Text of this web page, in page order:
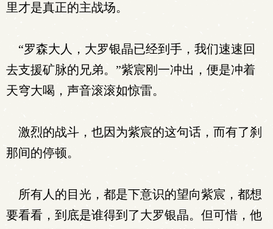
里才是真正的主战场。
“罗森大人，大罗银晶已经到手，我们速速回
去支援矿脉的兄弟。”紫宸刚一冲出，便是冲着
天穹大喝，声音滚滚如惊雷。
激烈的战斗，也因为紫宸的这句话，而有了刹
那间的停顿。
所有人的目光，都是下意识的望向紫宸，都想
要看看，到底是谁得到了大罗银晶。但可惜，他